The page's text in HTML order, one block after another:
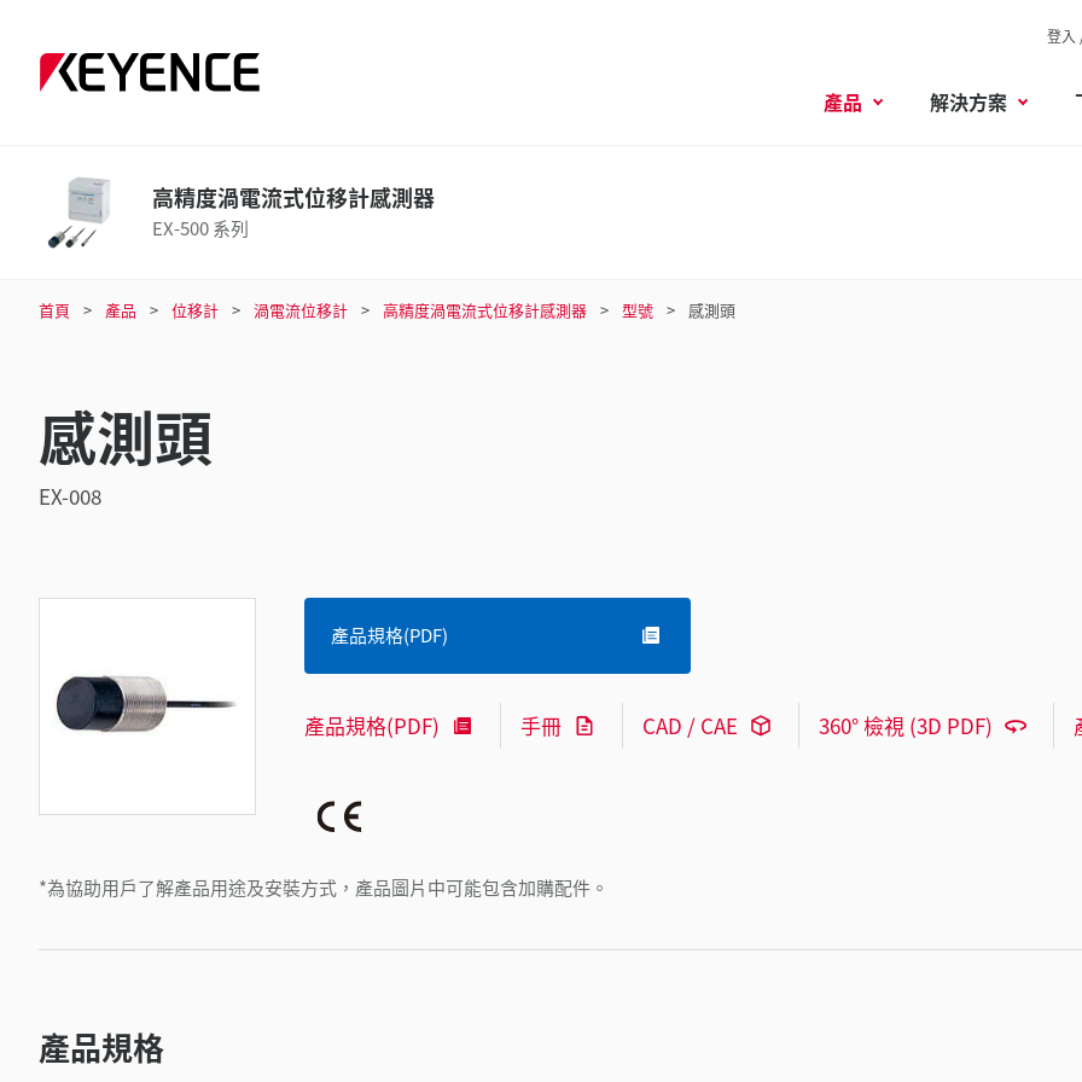
登入
產品 解決方案
高精度渦電流式位移計感測器
EX-500 系列
首頁 產品 位移計 渦電流位移計 高精度渦電流式位移計感測器 型號 感測頭
感測頭
EX-008
*為協助用戶了解產品用途及安裝方式，產品圖片中可能包含加購配件。
產品規格(PDF)
產品規格(PDF) 手冊 CAD / CAE 360° 檢視 (3D PDF)
產品規格